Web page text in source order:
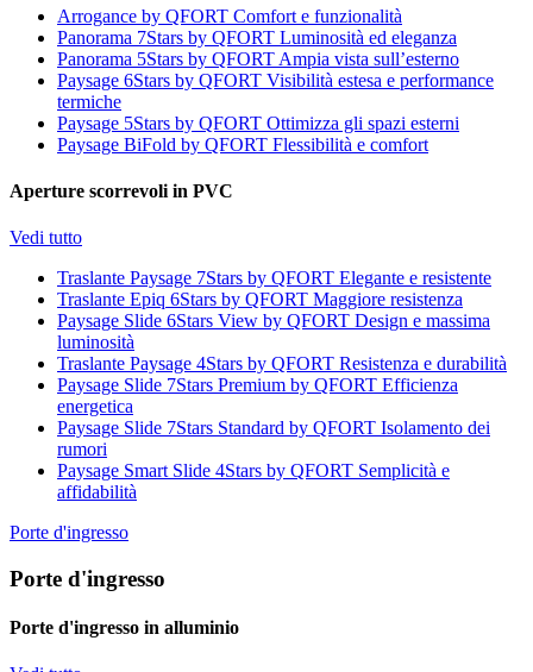
Arrogance by QFORT Comfort e funzionalità
Panorama 7Stars by QFORT Luminosità ed eleganza
Panorama 5Stars by QFORT Ampia vista sull’esterno
Paysage 6Stars by QFORT Visibilità estesa e performance
termiche
Paysage 5Stars by QFORT Ottimizza gli spazi esterni
Paysage BiFold by QFORT Flessibilità e comfort
Aperture scorrevoli in PVC
Vedi tutto
Traslante Paysage 7Stars by QFORT Elegante e resistente
Traslante Epiq 6Stars by QFORT Maggiore resistenza
Paysage Slide 6Stars View by QFORT Design e massima
luminosità
Traslante Paysage 4Stars by QFORT Resistenza e durabilità
Paysage Slide 7Stars Premium by QFORT Efficienza
energetica
Paysage Slide 7Stars Standard by QFORT Isolamento dei
rumori
Paysage Smart Slide 4Stars by QFORT Semplicità e
affidabilità
Porte d'ingresso
Porte d'ingresso
Porte d'ingresso in alluminio